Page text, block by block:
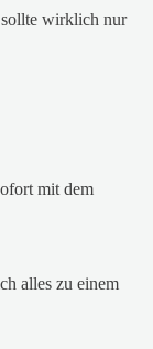
wirklich nur
mit dem
alles zu einem